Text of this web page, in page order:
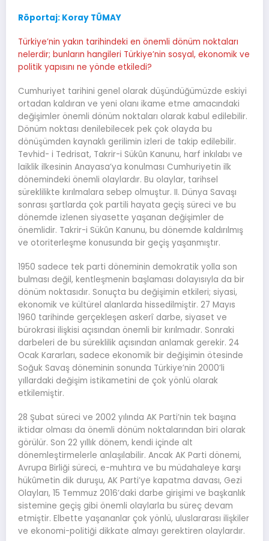
Röportaj: Koray TÜMAY
Türkiye’nin yakın tarihindeki en önemli dönüm noktaları
nelerdir; bunların hangileri Türkiye’nin sosyal, ekonomik ve
politik yapısını ne yönde etkiledi?
Cumhuriyet tarihini genel olarak düşündüğümüzde eskiyi
ortadan kaldıran ve yeni olanı ikame etme amacındaki
değişimler önemli dönüm noktaları olarak kabul edilebilir.
Dönüm noktası denilebilecek pek çok olayda bu
dönüşümden kaynaklı gerilimin izleri de takip edilebilir.
Tevhid- i Tedrisat, Takrir-i Sükûn Kanunu, harf inkılabı ve
laiklik ilkesinin Anayasa’ya konulması Cumhuriyetin ilk
dönemindeki önemli olaylardır. Bu olaylar, tarihsel
süreklilikte kırılmalara sebep olmuştur. II. Dünya Savaşı
sonrası şartlarda çok partili hayata geçiş süreci ve bu
dönemde izlenen siyasette yaşanan değişimler de
önemlidir. Takrir-i Sükûn Kanunu, bu dönemde kaldırılmış
ve otoriterleşme konusunda bir geçiş yaşanmıştır.
1950 sadece tek parti döneminin demokratik yolla son
bulması değil, kentleşmenin başlaması dolayısıyla da bir
dönüm noktasıdır. Sonuçta bu değişimin etkileri; siyasi,
ekonomik ve kültürel alanlarda hissedilmiştir. 27 Mayıs
1960 tarihinde gerçekleşen askerî darbe, siyaset ve
bürokrasi ilişkisi açısından önemli bir kırılmadır. Sonraki
darbeleri de bu süreklilik açısından anlamak gerekir. 24
Ocak Kararları, sadece ekonomik bir değişimin ötesinde
Soğuk Savaş döneminin sonunda Türkiye’nin 2000’li
yıllardaki değişim istikametini de çok yönlü olarak
etkilemiştir.
28 Şubat süreci ve 2002 yılında AK Parti’nin tek başına
iktidar olması da önemli dönüm noktalarından biri olarak
görülür. Son 22 yıllık dönem, kendi içinde alt
dönemleştirmelerle anlaşılabilir. Ancak AK Parti dönemi,
Avrupa Birliği süreci, e-muhtıra ve bu müdahaleye karşı
hükûmetin dik duruşu, AK Parti’ye kapatma davası, Gezi
Olayları, 15 Temmuz 2016’daki darbe girişimi ve başkanlık
sistemine geçiş gibi önemli olaylarla bu süreç devam
etmiştir. Elbette yaşananlar çok yönlü, uluslararası ilişkiler
ve ekonomi-politiği dikkate almayı gerektiren olaylardır.